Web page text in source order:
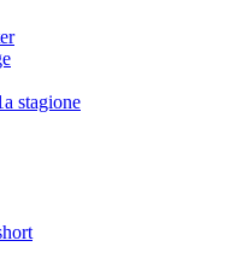
stagione